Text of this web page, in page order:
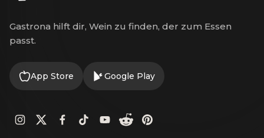
Gastrona hilft dir, Wein zu finden, der zum Essen
passt.
App Store Google Play